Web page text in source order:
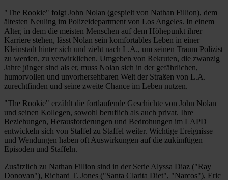
"The Rookie" folgt John Nolan (gespielt von Nathan Fillion), dem
ältesten Neuling im Polizeidepartment von Los Angeles. In einem
Alter, in dem die meisten Menschen auf dem Höhepunkt ihrer
Karriere stehen, lässt Nolan sein komfortables Leben in einer
Kleinstadt hinter sich und zieht nach L.A., um seinen Traum Polizist
zu werden, zu verwirklichen. Umgeben von Rekruten, die zwanzig
Jahre jünger sind als er, muss Nolan sich in der gefährlichen,
humorvollen und unvorhersehbaren Welt der Straßen von L.A.
zurechtfinden und seine zweite Chance im Leben nutzen.
"The Rookie" erzählt die fortlaufende Geschichte von John Nolan
und seinen Kollegen, sowohl beruflich als auch privat. Ihre
Beziehungen, Herausforderungen und Bedrohungen im LAPD
entwickeln sich von Staffel zu Staffel weiter. Wichtige Ereignisse
und Wendungen haben oft Auswirkungen auf die zukünftigen
Episoden und Staffeln.
Zusätzlich zu Nathan Fillion sind in der Serie Alyssa Diaz ("Ray
Donovan"), Richard T. Jones ("Santa Clarita Diet", "Narcos"), Eric